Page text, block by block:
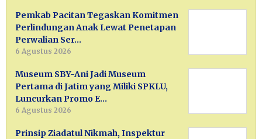
Pemkab Pacitan Tegaskan Komitmen
Perlindungan Anak Lewat Penetapan
Perwalian Ser…
6 Agustus 2026
Museum SBY-Ani Jadi Museum
Pertama di Jatim yang Miliki SPKLU,
Luncurkan Promo E…
6 Agustus 2026
Prinsip Ziadatul Nikmah, Inspektur